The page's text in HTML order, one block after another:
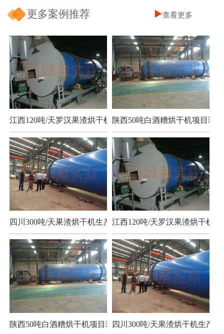
更多案例推荐 查看更多
江西120吨/天罗汉果渣烘干机项目陕西50吨白酒糟烘干机项目现场
四川300吨/天果渣烘干机生产现场江西120吨/天罗汉果渣烘干机项
陕西50吨白酒糟烘干机项目现场四川300吨/天果渣烘干机生产现